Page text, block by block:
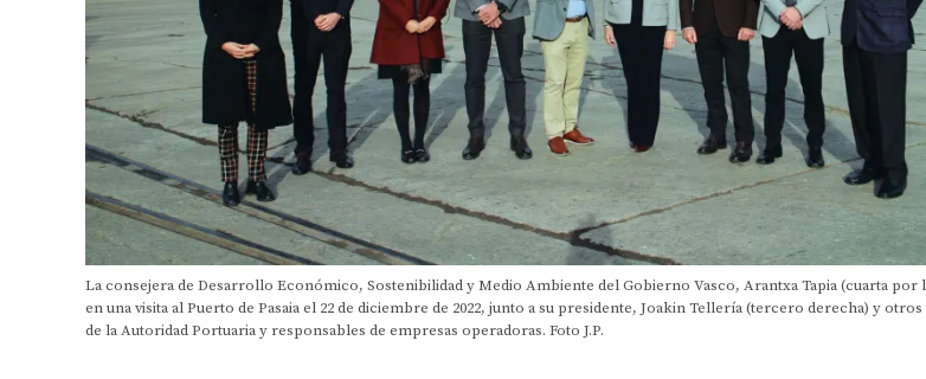
La consejera de Desarrollo Económico, Sostenibilidad y Medio Ambiente del Gobierno Vasco, Arantxa Tapia (cuarta por
en una visita al Puerto de Pasaia el 22 de diciembre de 2022, junto a su presidente, Joakin Tellería (tercero derecha) y
de la Autoridad Portuaria y responsables de empresas operadoras. Foto J.P.